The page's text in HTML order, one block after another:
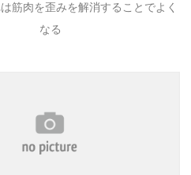
筋肉を歪みを解消することでよく
なる